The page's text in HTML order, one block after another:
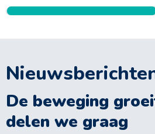
De beweging
delen we graag